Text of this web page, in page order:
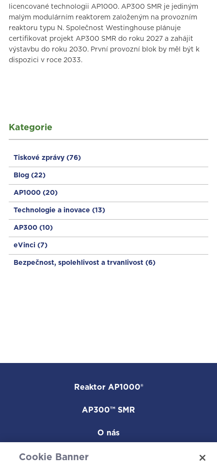
Kategorie
Tiskové zprávy (76)
Blog (22)
AP1000 (20)
Technologie a inovace (13)
AP300 (10)
eVinci (7)
Bezpečnost, spolehlivost a trvanlivost (6)
licencované technologii AP1000. AP300 SMR je jediným
malým modulárním reaktorem založeným na provozním
reaktoru typu N. Společnost Westinghouse plánuje
certifikovat projekt AP300 SMR do roku 2027 a zahájit
výstavbu do roku 2030. První provozní blok by měl být k
dispozici v roce 2033.
Reaktor AP1000®
AP300™ SMR
O nás
Naše elektrárny
Cookie Banner